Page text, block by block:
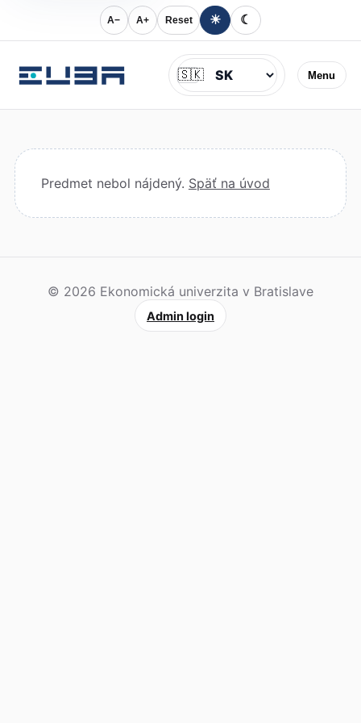
A− A+ Reset ☀ ☾
Menu
Jazyk
🇸🇰
Predmet nebol nájdený. Späť na úvod
© 2026 Ekonomická univerzita v Bratislave
Admin login